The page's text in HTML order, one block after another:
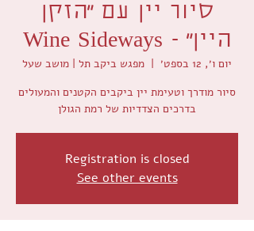
סיור יין עם ״הזקן
היין״ - Wine Sideways
יום ו׳, 12 בספט׳
  |
מפגש ביקב תל | מושב שעל
סיור מודרך וטעימת יין ביקבים הקטנים והמעולים
בדרכים הצדדיות של רמת הגולן
Registration is closed
See other events